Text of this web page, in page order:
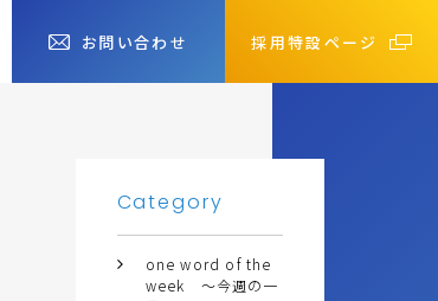
お問い合わせ 採用特設ページ
Category
one word of the
week ～今週の一